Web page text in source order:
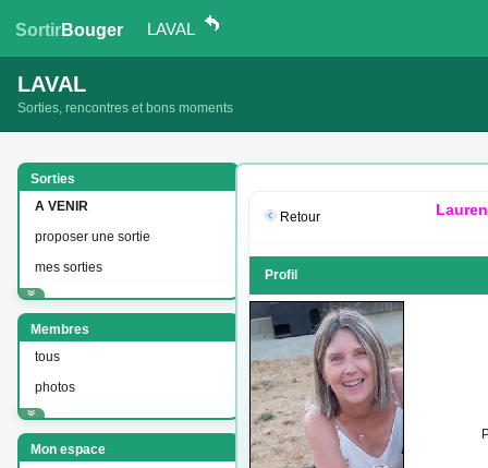
SortirBouger LAVAL
LAVAL
Sorties, rencontres et bons moments
Sorties
A VENIR
proposer une sortie
mes sorties
Membres
tous
photos
Mon espace
Retour
Profil